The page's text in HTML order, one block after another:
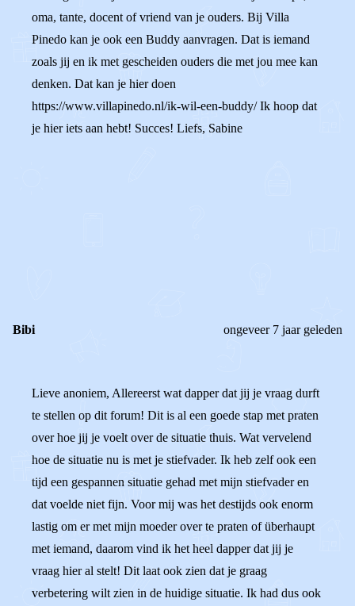
oma, tante, docent of vriend van je ouders. Bij Villa
Pinedo kan je ook een Buddy aanvragen. Dat is iemand
zoals jij en ik met gescheiden ouders die met jou mee kan
denken. Dat kan je hier doen
https://www.villapinedo.nl/ik-wil-een-buddy/ Ik hoop dat
je hier iets aan hebt! Succes! Liefs, Sabine
Bibi ongeveer 7 jaar geleden
Lieve anoniem, Allereerst wat dapper dat jij je vraag durft
te stellen op dit forum! Dit is al een goede stap met praten
over hoe jij je voelt over de situatie thuis. Wat vervelend
hoe de situatie nu is met je stiefvader. Ik heb zelf ook een
tijd een gespannen situatie gehad met mijn stiefvader en
dat voelde niet fijn. Voor mij was het destijds ook enorm
lastig om er met mijn moeder over te praten of überhaupt
met iemand, daarom vind ik het heel dapper dat jij je
vraag hier al stelt! Dit laat ook zien dat je graag
verbetering wilt zien in de huidige situatie. Ik had dus ook